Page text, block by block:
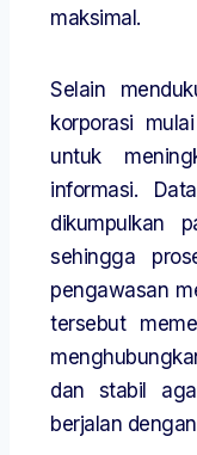
maksimal.
Selain
korporasi
untuk
informasi.
dikumpulkan
sehingga
pengawasan
tersebut
dan stabil
berjalan